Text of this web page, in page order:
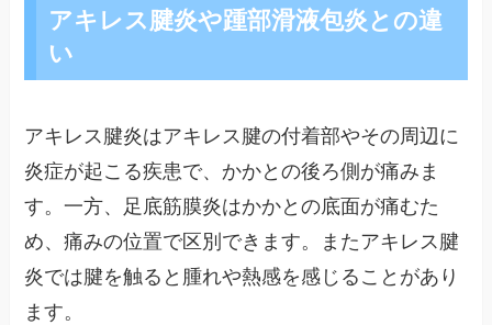
アキレス腱炎や踵部滑液包炎との違
い
アキレス腱炎はアキレス腱の付着部やその周辺に
炎症が起こる疾患で、かかとの後ろ側が痛みま
す。一方、足底筋膜炎はかかとの底面が痛むた
め、痛みの位置で区別できます。またアキレス腱
炎では腱を触ると腫れや熱感を感じることがあり
ます。